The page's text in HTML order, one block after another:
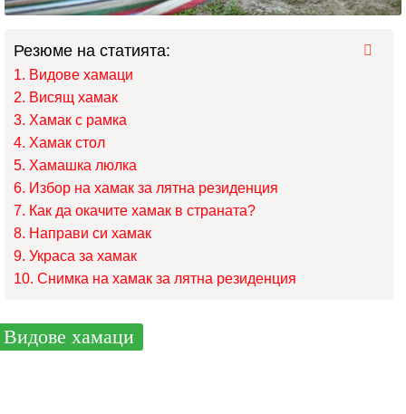
Резюме на статията:
Видове хамаци
Висящ хамак
Хамак с рамка
Хамак стол
Хамашка люлка
Избор на хамак за лятна резиденция
Как да окачите хамак в страната?
Направи си хамак
Украса за хамак
Снимка на хамак за лятна резиденция
Видове хамаци